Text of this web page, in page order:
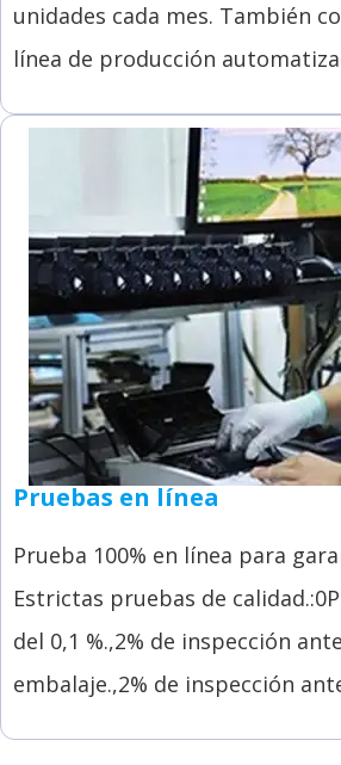
unidades cada mes. También
línea de producción
Pruebas en línea
Prueba 100% en línea para
Estrictas pruebas de
del 0,1 %.,2% de inspección
embalaje.,2% de inspección